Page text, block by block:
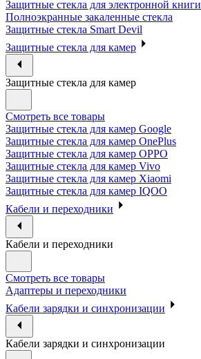
Защитные стекла для электронной книги
Полноэкранные закаленные стекла
Защитные стекла Smart Devil
Защитные стекла для камер
Защитные стекла для камер
Смотреть все товары
Защитные стекла для камер Google
Защитные стекла для камер OnePlus
Защитные стекла для камер OPPO
Защитные стекла для камер Vivo
Защитные стекла для камер Xiaomi
Защитные стекла для камер IQOO
Кабели и переходники
Кабели и переходники
Смотреть все товары
Адаптеры и переходники
Кабели зарядки и синхронизации
Кабели зарядки и синхронизации